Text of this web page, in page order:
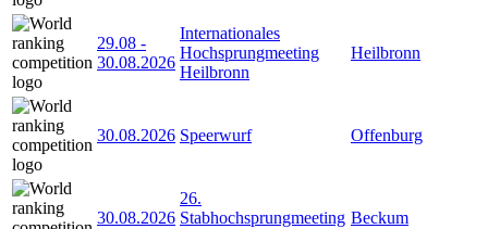
29.08 -
30.08.2026
Internationales
Hochsprungmeeting
Heilbronn
Heilbronn
30.08.2026 Speerwurf Offenburg
30.08.2026
26.
Stabhochsprungmeeting Beckum